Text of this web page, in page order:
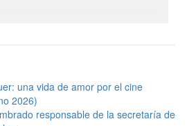
una vida de amor por el cine
2026)
responsable de la secretaría de